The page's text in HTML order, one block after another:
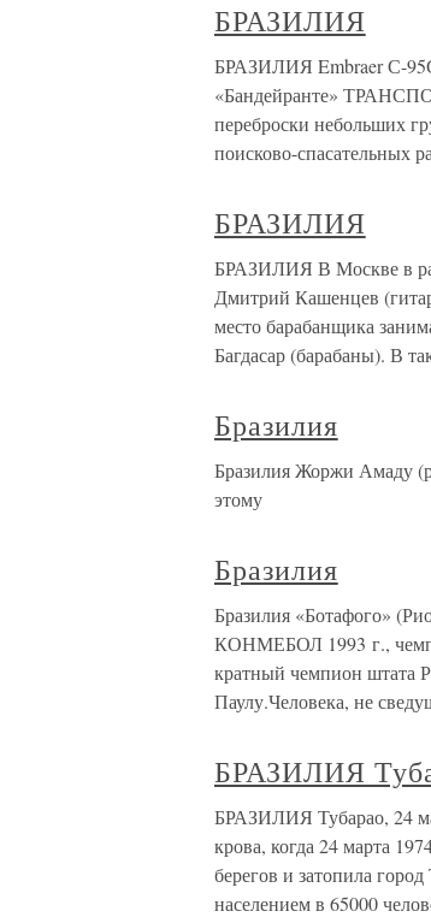
БРАЗИЛИЯ
БРАЗИЛИЯ Embraer С-
«Бандейранте»
переброски небольших
поисково-спасательных
БРАЗИЛИЯ
БРАЗИЛИЯ В Москве в
Дмитрий Кашенцев
место барабанщика
Багдасар (барабаны). В
Бразилия
Бразилия Жоржи Амаду
этому
Бразилия
Бразилия «Ботафого»
КОНМЕБОЛ 1993 г.,
кратный чемпион штата
Паулу.Человека, не
БРАЗИЛИЯ
БРАЗИЛИЯ Тубарао, 24
крова, когда 24 марта
берегов и затопила
населением в 65000